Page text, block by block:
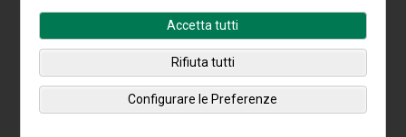
Accetta tutti
Rifiuta tutti
Configurare le Preferenze